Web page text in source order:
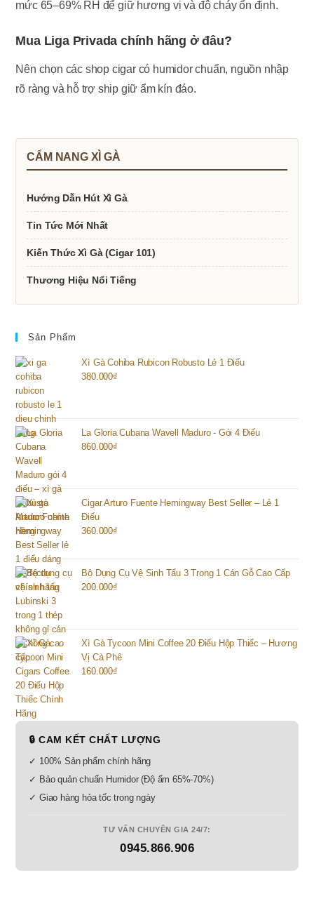
mức 65–69% RH để giữ hương vị và độ cháy ổn định.
Mua Liga Privada chính hãng ở đâu?
Nên chọn các shop cigar có humidor chuẩn, nguồn nhập
rõ ràng và hỗ trợ ship giữ ẩm kín đáo.
CẨM NANG XÌ GÀ
Hướng Dẫn Hút Xì Gà
Tin Tức Mới Nhất
Kiến Thức Xì Gà (Cigar 101)
Thương Hiệu Nổi Tiếng
Sản Phẩm
Xì Gà Cohiba Rubicon Robusto Lẻ 1 Điếu
380.000₫
La Gloria Cubana Wavell Maduro - Gói 4 Điếu
860.000₫
Cigar Arturo Fuente Hemingway Best Seller – Lẻ 1
Điếu
360.000₫
Bộ Dụng Cụ Vệ Sinh Tẩu 3 Trong 1 Cán Gỗ Cao Cấp
200.000₫
Xì Gà Tycoon Mini Coffee 20 Điếu Hộp Thiếc – Hương
Vị Cà Phê
160.000₫
🔒 CAM KẾT CHẤT LƯỢNG
✓ 100% Sản phẩm chính hãng
✓ Bảo quản chuẩn Humidor (Độ ẩm 65%-70%)
✓ Giao hàng hỏa tốc trong ngày
TƯ VẤN CHUYÊN GIA 24/7:
0945.866.906